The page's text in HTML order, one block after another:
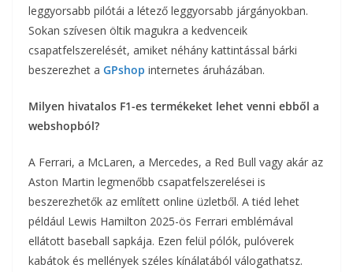
leggyorsabb pilótái a létező leggyorsabb járgányokban.
Sokan szívesen öltik magukra a kedvenceik
csapatfelszerelését, amiket néhány kattintással bárki
beszerezhet a GPshop internetes áruházában.
Milyen hivatalos F1-es termékeket lehet venni ebből a
webshopból?
A Ferrari, a McLaren, a Mercedes, a Red Bull vagy akár az
Aston Martin legmenőbb csapatfelszerelései is
beszerezhetők az említett online üzletből. A tiéd lehet
például Lewis Hamilton 2025-ös Ferrari emblémával
ellátott baseball sapkája. Ezen felül pólók, pulóverek
kabátok és mellények széles kínálatából válogathatsz.